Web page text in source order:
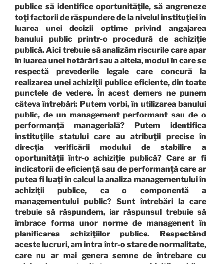
publice să identifice oportunităţile, să angreneze
toţi factorii de răspundere de la nivelul instituţiei în
luarea unei decizii optime privind angajarea
banului public printr-o procedură de achiziţie
publică. Aici trebuie să analizăm riscurile care apar
în luarea unei hotărâri sau a alteia, modul în care se
respectă prevederile legale care concură la
realizarea unei achiziţii publice eficiente, din toate
punctele de vedere. În acest demers ne punem
câteva întrebări: Putem vorbi, în utilizarea banului
public, de un management performant sau de o
performanţă managerială? Putem identifica
instituţiile statului care au atribuţii precise în
direcţia verificării modului de stabilire a
oportunităţii într-o achiziţie publică? Care ar fi
indicatorii de eficienţă sau de performanţă care ar
putea fi luaţi în calcul la analiza managementului în
achiziţii publice, ca o componentă a
managementului public? Sunt întrebări la care
trebuie să răspundem, iar răspunsul trebuie să
îmbrace forma unor norme de managenent în
planificarea achiziţiilor publice. Respectând
aceste lucruri, am intra într-o stare de normalitate,
care nu ar mai genera semne de întrebare cu